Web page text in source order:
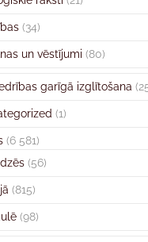
(34)
un vēstījumi (80)
garīgā izglītošana
(1)
(6 581)
(56)
(815)
(98)